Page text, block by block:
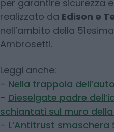
per garantire sicurezza
realizzato da Edison e
nell’ambito della
Ambrosetti.
Leggi anche:
– Nella trappola
– Dieselgate padre
schiantati sul muro della
– L’Antitrust